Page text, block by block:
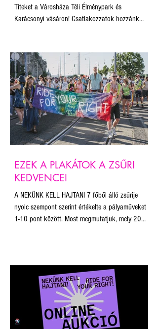
Titeket a Városháza Téli Élménypark és
Karácsonyi vásáron! Csatlakozzatok hozzánk
pop-up kiállításán! Gyertek forraltborozni, sült
gesztenyézni, korcsolyázni és kiállítást nézni!
Hangolódjunk együtt az ünnepekre!
EZEK A PLAKÁTOK A ZSŰRI
KEDVENCEI
A NEKÜNK KELL HAJTANI 7 főből álló zsűrije
nyolc szempont szerint értékelte a pályaműveket
1-10 pont között. Most megmutatjuk, mely 20
Budapest Pride munkáját és a plakát projekt
fenntartását támogatjuk. A licit 10.000 Ft-ról
indul minden plakát esetében, a licitálás során
kiválasztható, mekkora méretben szeretné
megkapni a nyert